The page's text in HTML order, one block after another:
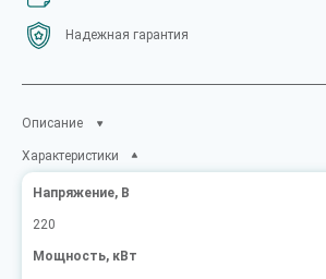
Надежная гарантия
Описание
Характеристики
Напряжение, В
220
Мощность, кВт